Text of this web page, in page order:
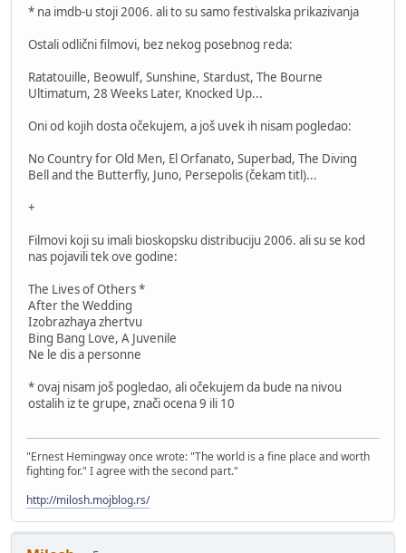
* na imdb-u stoji 2006. ali to su samo festivalska prikazivanja
Ostali odlični filmovi, bez nekog posebnog reda:
Ratatouille, Beowulf, Sunshine, Stardust, The Bourne
Ultimatum, 28 Weeks Later, Knocked Up...
Oni od kojih dosta očekujem, a još uvek ih nisam pogledao:
No Country for Old Men, El Orfanato, Superbad, The Diving
Bell and the Butterfly, Juno, Persepolis (čekam titl)...
+
Filmovi koji su imali bioskopsku distribuciju 2006. ali su se kod
nas pojavili tek ove godine:
The Lives of Others *
After the Wedding
Izobrazhaya zhertvu
Bing Bang Love, A Juvenile
Ne le dis a personne
* ovaj nisam još pogledao, ali očekujem da bude na nivou
ostalih iz te grupe, znači ocena 9 ili 10
"Ernest Hemingway once wrote: "The world is a fine place and worth
fighting for." I agree with the second part."
http://milosh.mojblog.rs/